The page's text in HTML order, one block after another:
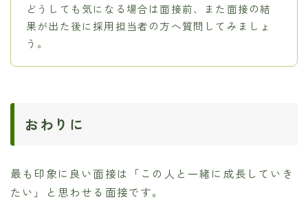
どうしても気になる場合は面接前、また面接の結
果が出た後に採用担当者の方へ質問してみましょ
う。
おわりに
最も印象に良い面接は「この人と一緒に成長していき
たい」と思わせる面接です。